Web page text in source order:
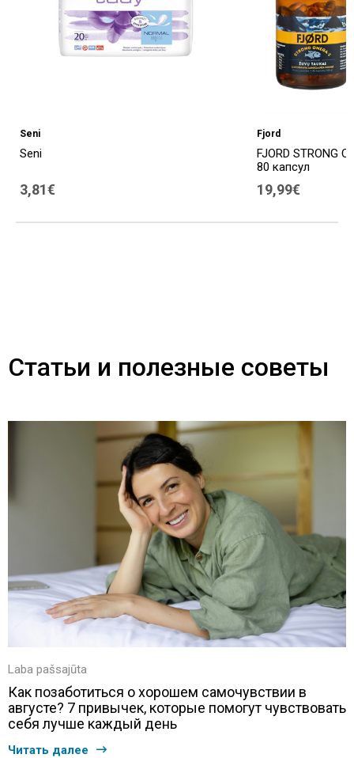
Seni
Seni
3,81€
Fjord
FJORD STRONG
80 капсул
19,99€
Статьи и полезные советы
Laba pašsajūta
Как позаботиться о хорошем самочувствии в
августе? 7 привычек, которые помогут чувствовать
себя лучше каждый день
Читать далее